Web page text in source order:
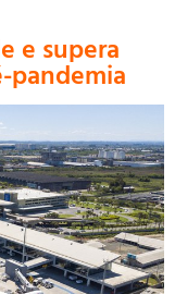
e supera
pandemia